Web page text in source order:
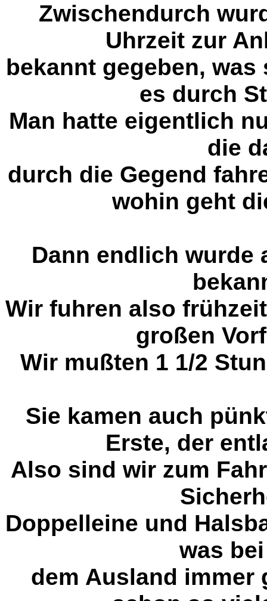
Zwischendurch
Uhrzeit zur
bekannt gegeben,
es durch
Man hatte eigentlich
die
durch die Gegend
wohin geht
Dann endlich wurde
Wir fuhren also
großen
Wir mußten 1 1/2
Sie kamen auch
Erste, der
Also sind wir zum
Doppelleine und
was
dem Ausland immer